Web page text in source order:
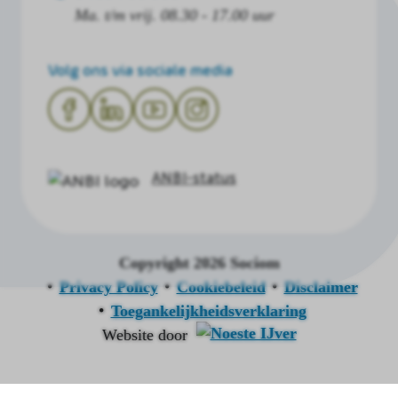
Ma. t/m vrij. 08.30 - 17.00 uur
Volg ons via sociale media
ANBI-status
Copyright 2026 Sociom
Privacy Policy
Cookiebeleid
Disclaimer
Toegankelijkheidsverklaring
Website door